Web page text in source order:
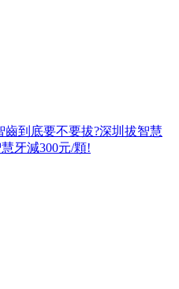
齒到底要不要拔?深圳拔智慧
牙減300元/顆!